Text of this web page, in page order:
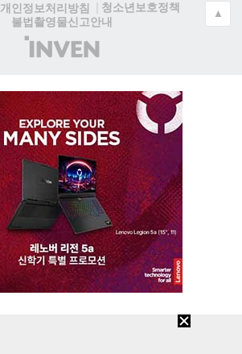
개인정보처리방침
청소년보호정책
불법촬영물신고안내
(주)
인
▲